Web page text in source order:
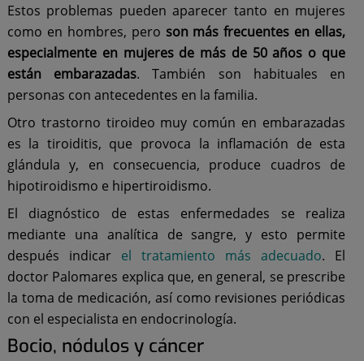
Estos problemas pueden aparecer tanto en mujeres
como en hombres, pero son más frecuentes en ellas,
especialmente en mujeres de más de 50 años o que
están embarazadas. También son habituales en
personas con antecedentes en la familia.
Otro trastorno tiroideo muy común en embarazadas
es la tiroiditis, que provoca la inflamación de esta
glándula y, en consecuencia, produce cuadros de
hipotiroidismo e hipertiroidismo.
El diagnóstico de estas enfermedades se realiza
mediante una analítica de sangre, y esto permite
después indicar el tratamiento más adecuado. El
doctor Palomares explica que, en general, se prescribe
la toma de medicación, así como revisiones periódicas
con el especialista en endocrinología.
Bocio, nódulos y cáncer